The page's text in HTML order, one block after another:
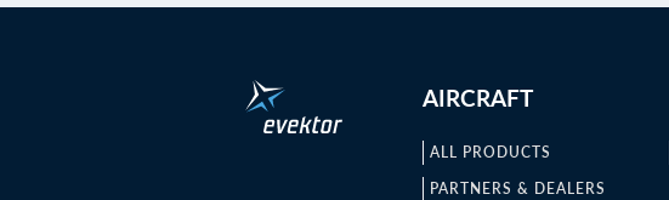
AIRCRAFT
ALL PRODUCTS
PARTNERS & DEALERS